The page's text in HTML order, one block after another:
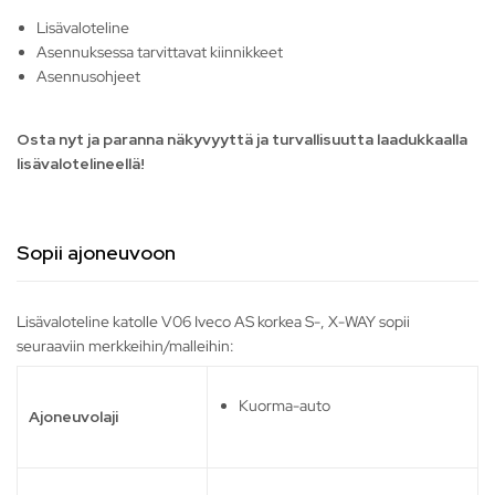
Lisävaloteline
Asennuksessa tarvittavat kiinnikkeet
Asennusohjeet
Osta nyt ja paranna näkyvyyttä ja turvallisuutta laadukkaalla
lisävalotelineellä!
Sopii ajoneuvoon
Lisävaloteline katolle V06 Iveco AS korkea S-, X-WAY sopii
seuraaviin merkkeihin/malleihin:
Ajoneuvolaji
Kuorma-auto